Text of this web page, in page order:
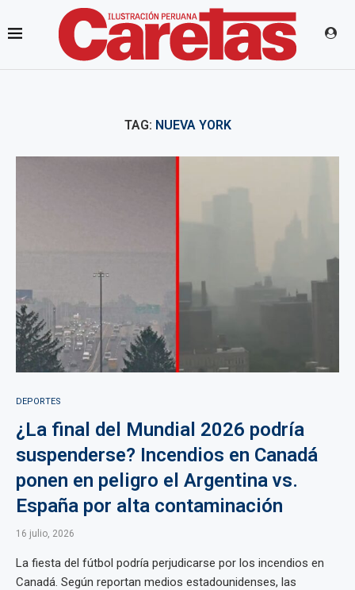
TAG: NUEVA YORK
DEPORTES
¿La final del Mundial 2026 podría
suspenderse? Incendios en Canadá
ponen en peligro el Argentina vs.
España por alta contaminación
16 julio, 2026
La fiesta del fútbol podría perjudicarse por los incendios en
Canadá. Según reportan medios estadounidenses, las